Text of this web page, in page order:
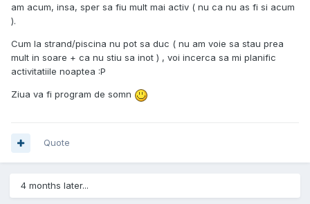
am acum, insa, sper sa fiu mult mai activ ( nu ca nu as fi si acum
).
Cum la strand/piscina nu pot sa duc ( nu am voie sa stau prea
mult in soare + ca nu stiu sa inot ) , voi incerca sa mi planific
activitatiile noaptea :P
Ziua va fi program de somn
Quote
4 months later...